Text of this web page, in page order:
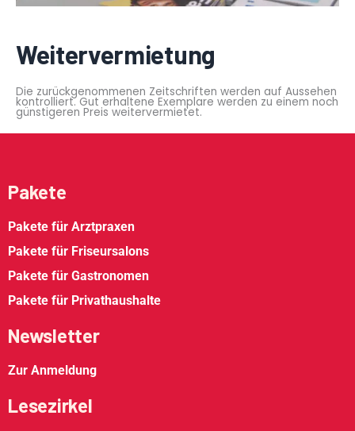
Weitervermietung
Die zurückgenommenen Zeitschriften werden auf Aussehen
kontrolliert. Gut erhaltene Exemplare werden zu einem noch
günstigeren Preis weitervermietet.
Pakete
Pakete für Arztpraxen
Pakete für Friseursalons
Pakete für Gastronomen
Pakete für Privathaushalte
Newsletter
Zur Anmeldung
Lesezirkel